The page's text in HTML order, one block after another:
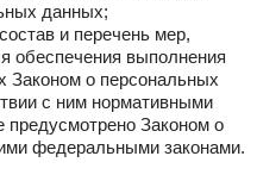
данных;
и перечень мер,
обеспечения выполнения
Законом о персональных
с ним нормативными
предусмотрено Законом о
федеральными законами.